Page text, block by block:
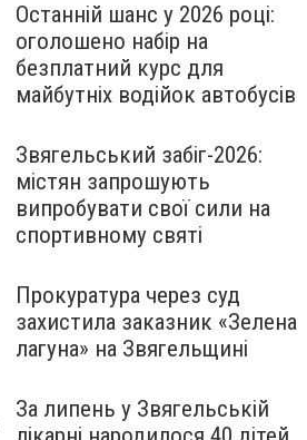
Останній шанс у 2026 році:
оголошено набір на
безплатний курс для
майбутніх водійок автобусів
Звягельський забіг-2026:
містян запрошують
випробувати свої сили на
спортивному святі
Прокуратура через суд
захистила заказник «Зелена
лагуна» на Звягельщині
За липень у Звягельській